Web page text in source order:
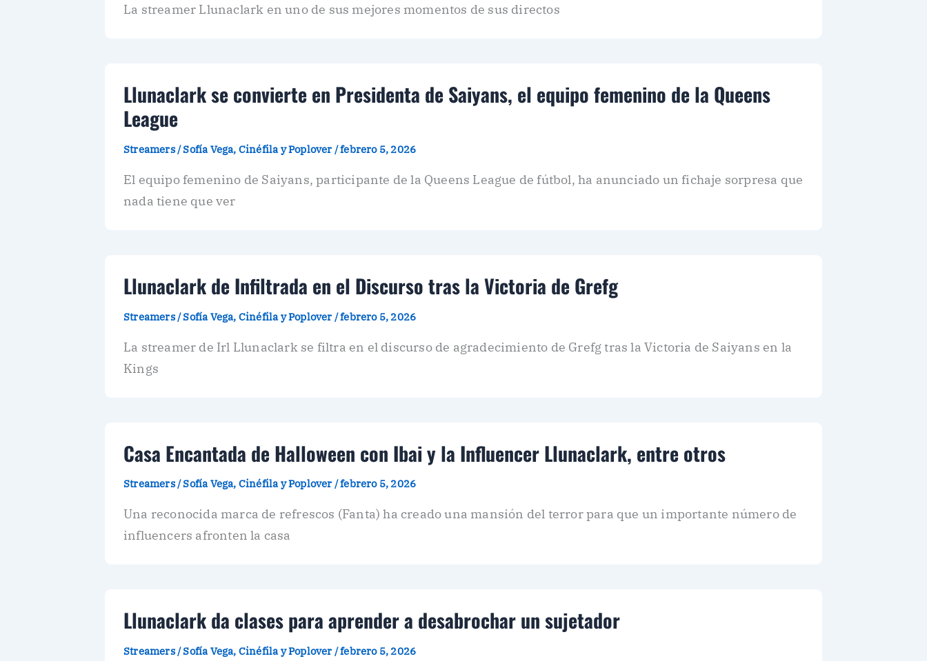
La streamer Llunaclark en uno de sus mejores momentos de sus directos
Llunaclark se convierte en Presidenta de Saiyans, el equipo femenino de la Queens
League
Streamers/Sofía Vega, Cinéfila y Poplover /febrero 5, 2026
El equipo femenino de Saiyans, participante de la Queens League de fútbol, ha anunciado un fichaje sorpresa que
nada tiene que ver
Llunaclark de Infiltrada en el Discurso tras la Victoria de Grefg
Streamers/Sofía Vega, Cinéfila y Poplover /febrero 5, 2026
La streamer de Irl Llunaclark se filtra en el discurso de agradecimiento de Grefg tras la Victoria de Saiyans en la
Kings
Casa Encantada de Halloween con Ibai y la Influencer Llunaclark, entre otros
Streamers/Sofía Vega, Cinéfila y Poplover /febrero 5, 2026
Una reconocida marca de refrescos (Fanta) ha creado una mansión del terror para que un importante número de
influencers afronten la casa
Llunaclark da clases para aprender a desabrochar un sujetador
Streamers/Sofía Vega, Cinéfila y Poplover /febrero 5, 2026